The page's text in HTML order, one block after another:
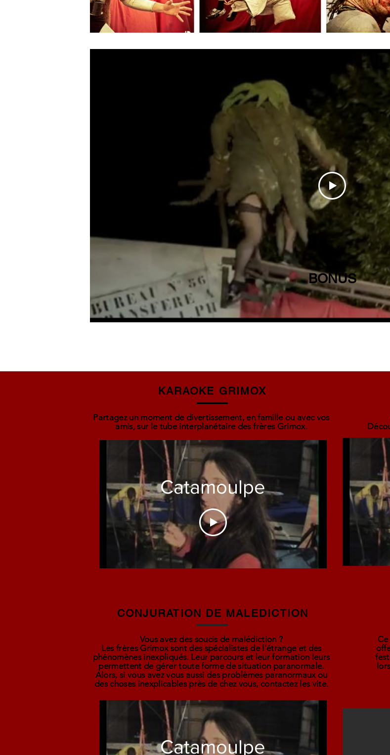
BONUS
CONJURATION DE MALEDICTION
Vous avez des soucis de malédiction ?
Les frères Grimox sont des spécialistes de l'étrange et des
phénomènes inexpliqués. Leur parcours et leur formation leurs
permettent de gérer toute forme de situation paranormale.
Alors, si vous avez vous aussi des problèmes paranormaux ou
des choses inexplicables près de chez vous, contactez les vite.
Catamoulpe
KARAOKE GRIMOX
Partagez un moment de divertissement, en famille ou avec vos
amis, sur le tube interplanétaire des frères Grimox.
Catamoulpe